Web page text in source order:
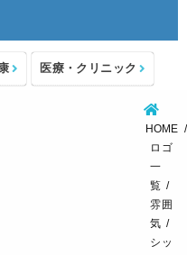
医療・クリニック
HOME
ロゴ
一
覧
雰囲
気
シッ